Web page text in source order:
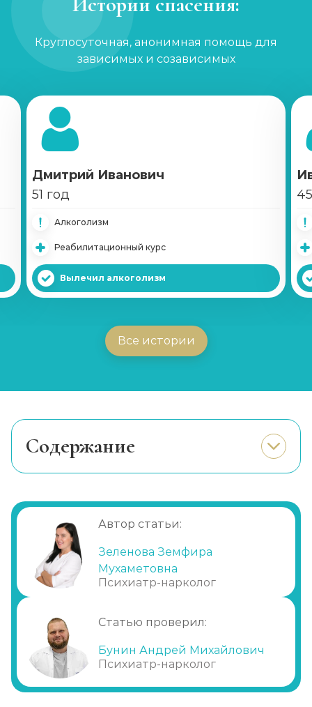
Скорая психиатрическая помощь
от 5 000 ₽ Записаться
от 2 500 ₽/сеанс Записаться
Круглосуточная, анонимная помощь для
зависимых и созависимых
Дмитрий Иванович
51 год
Алкоголизм
Реабилитационный курс
Вылечил алкоголизм
Все истории
Cодержание
Необходимость лечения
Проведение терапии
Психотерапия
Малоинвазивные методы
Обращение в клинику
Автор статьи:
Зеленова Земфира
Мухаметовна
Психиатр-нарколог
Статью проверил:
Бунин Андрей Михайлович
Психиатр-нарколог